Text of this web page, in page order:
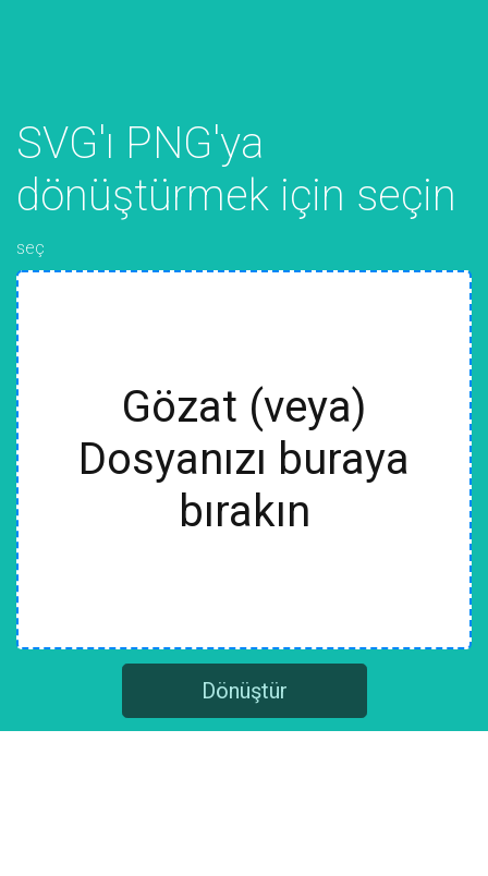
SVG'ı PNG'ya
dönüştürmek için seçin
seç
Gözat (veya)
Dosyanızı buraya
bırakın
Dönüştür